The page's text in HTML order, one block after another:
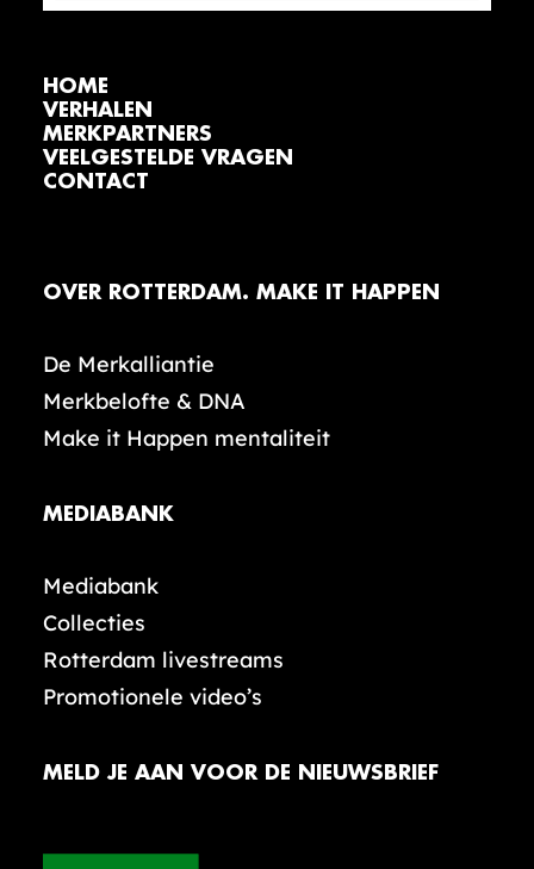
HOME
VERHALEN
MERKPARTNERS
VEELGESTELDE VRAGEN
CONTACT
OVER ROTTERDAM. MAKE IT HAPPEN
De Merkalliantie
Merkbelofte & DNA
Make it Happen mentaliteit
MEDIABANK
Mediabank
Collecties
Rotterdam livestreams
Promotionele video’s
MELD JE AAN VOOR DE NIEUWSBRIEF